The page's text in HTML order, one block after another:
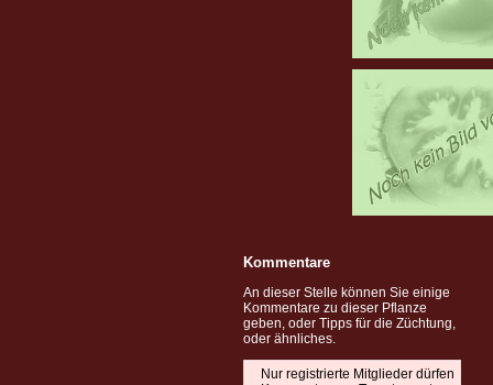
Kommentare
An dieser Stelle können Sie einige
Kommentare zu dieser Pflanze
geben, oder Tipps für die Züchtung,
oder ähnliches.
Nur registrierte Mitglieder dürfen